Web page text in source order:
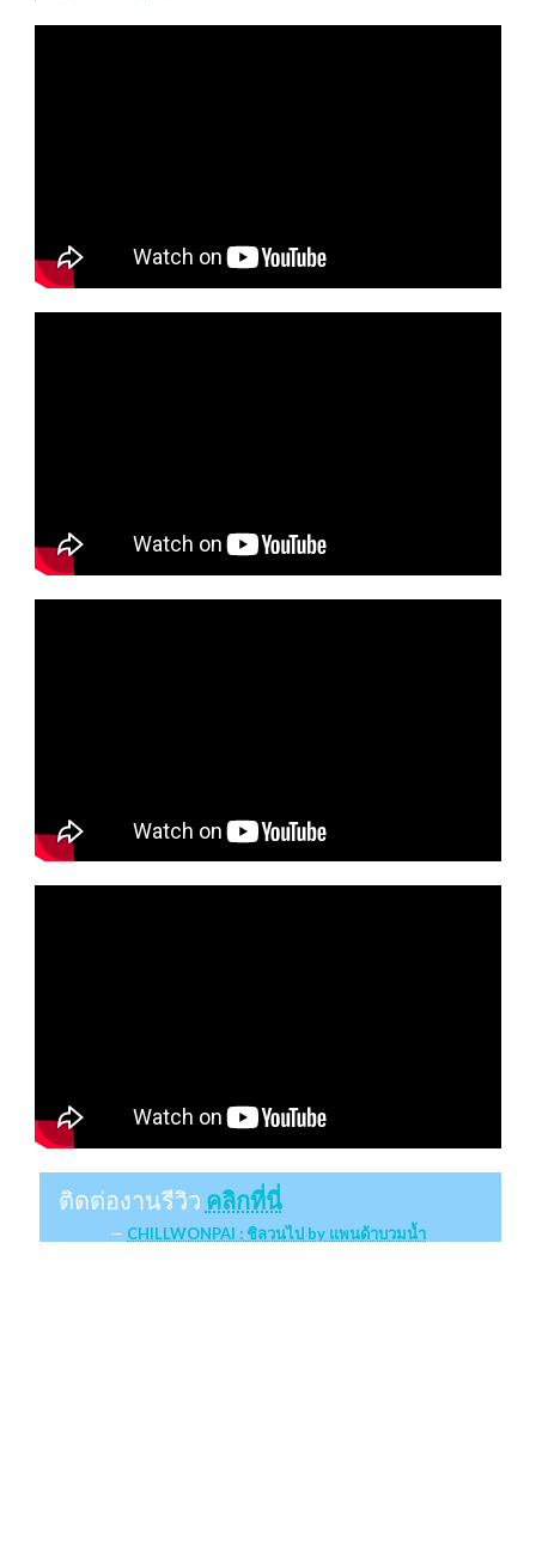
ติดต่องานรีวิว คลิกที่นี่
CHILLWONPAI : ชิลวนไป by แพนด้าบวมน้ำ